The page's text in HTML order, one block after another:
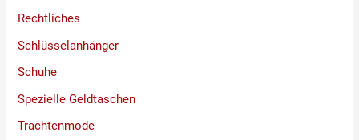
Rechtliches
Schlüsselanhänger
Schuhe
Spezielle Geldtaschen
Trachtenmode